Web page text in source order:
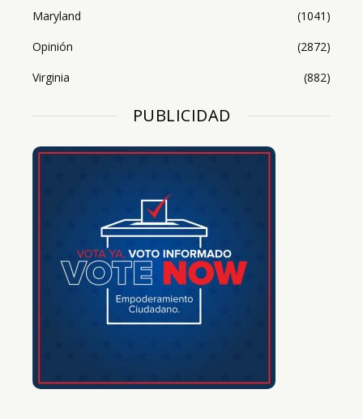
Maryland
(1041)
Opinión
(2872)
Virginia
(882)
PUBLICIDAD